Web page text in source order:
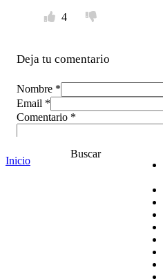
4
Deja tu comentario
Nombre *
Email *
Comentario *
Inicio
Buscar